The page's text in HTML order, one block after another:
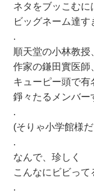
ネタをブッこむに
ビッグネーム達す
.
順天堂の小林教授
作家の鎌田實医師
キューピー頭で有
錚々たるメンバー
.
(そりゃ小学館様だ
.
なんで、珍しく
こんなにビビって
.